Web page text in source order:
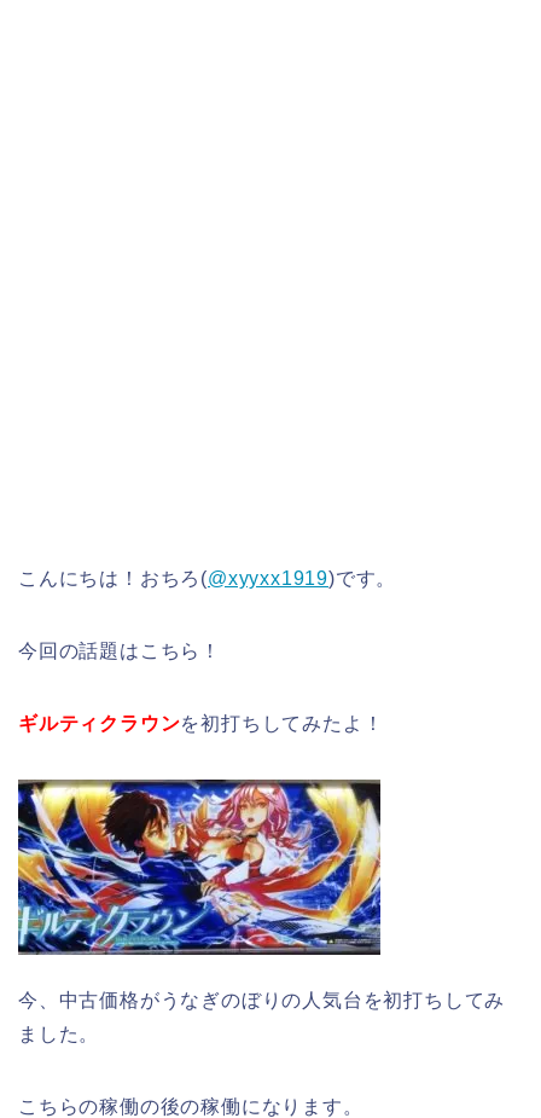
こんにちは！おちろ(@xyyxx1919)です。
今回の話題はこちら！
ギルティクラウンを初打ちしてみたよ！
今、中古価格がうなぎのぼりの人気台を初打ちしてみ
ました。
こちらの稼働の後の稼働になります。